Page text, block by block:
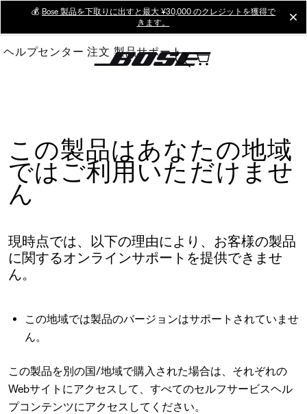
Main
💰 Bose 製品を下取りに出すと最大 ¥30,000 のクレジットを獲得で
きます。
ヘルプセンター 注文 製品サポート
この製品はあなたの地域
ではご利用いただけませ
ん
現時点では、以下の理由により、お客様の製品
に関するオンラインサポートを提供できませ
ん。
この地域では製品のバージョンはサポートされていませ
ん。
この製品を別の国/地域で購入された場合は、それぞれの
Webサイトにアクセスして、すべてのセルフサービスヘル
プコンテンツにアクセスしてください。